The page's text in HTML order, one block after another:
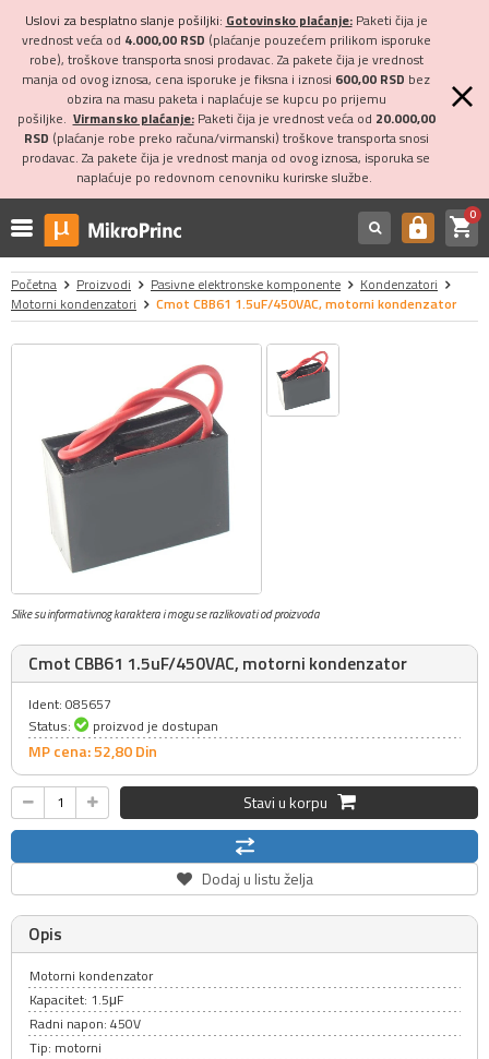
Uslovi za besplatno slanje pošiljki: Gotovinsko plaćanje:Paketi čija je
vrednost veća od 4.000,00 RSD (plaćanje pouzećem prilikom isporuke
robe), troškove transporta snosi prodavac. Za pakete čija je vrednost
manja od ovog iznosa, cena isporuke je fiksna i iznosi 600,00 RSD bez
obzira na masu paketa i naplaćuje se kupcu po prijemu
pošiljke. Virmansko plaćanje:Paketi čija je vrednost veća od 20.000,00
RSD (plaćanje robe preko računa/virmanski) troškove transporta snosi
prodavac. Za pakete čija je vrednost manja od ovog iznosa, isporuka se
naplaćuje po redovnom cenovniku kurirske službe.
https shopping_cart0
Početna Proizvodi Pasivne elektronske komponente
Kondenzatori
Motorni kondenzatori
Cmot CBB61 1.5uF/450VAC, motorni kondenzator
Slike su informativnog karaktera i mogu se razlikovati od proizvoda
Cmot CBB61 1.5uF/450VAC, motorni kondenzator
Ident: 085657
Status:
proizvod je dostupan
MP cena: 52,80Din
Stavi u korpu
Dodaj u listu želja
Opis
Motorni kondenzator
Kapacitet: 1.5μF
Radni napon: 450V
Tip: motorni